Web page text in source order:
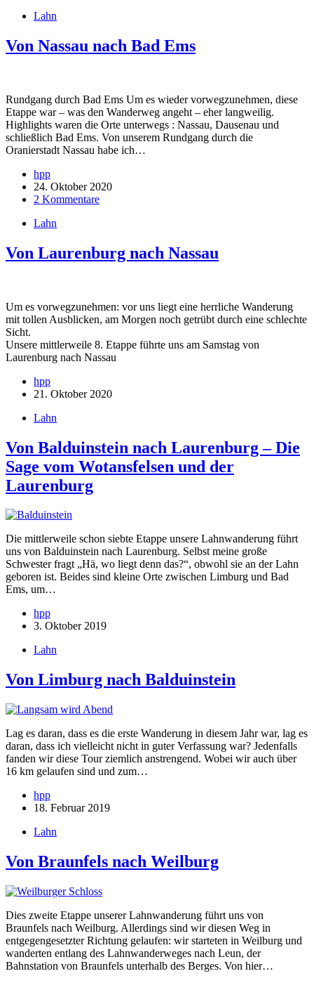
Lahn
Von Nassau nach Bad Ems
Rundgang durch Bad Ems Um es wieder vorwegzunehmen, diese
Etappe war – was den Wanderweg angeht – eher langweilig.
Highlights waren die Orte unterwegs : Nassau, Dausenau und
schließlich Bad Ems. Von unserem Rundgang durch die
Oranierstadt Nassau habe ich…
hpp
24. Oktober 2020
2 Kommentare
Lahn
Von Laurenburg nach Nassau
Um es vorwegzunehmen: vor uns liegt eine herrliche Wanderung
mit tollen Ausblicken, am Morgen noch getrübt durch eine schlechte
Sicht.
Unsere mittlerweile 8. Etappe führte uns am Samstag von
Laurenburg nach Nassau
hpp
21. Oktober 2020
Lahn
Von Balduinstein nach Laurenburg – Die
Sage vom Wotansfelsen und der
Laurenburg
Die mittlerweile schon siebte Etappe unsere Lahnwanderung führt
uns von Balduinstein nach Laurenburg. Selbst meine große
Schwester fragt „Hä, wo liegt denn das?“, obwohl sie an der Lahn
geboren ist. Beides sind kleine Orte zwischen Limburg und Bad
Ems, um…
hpp
3. Oktober 2019
Lahn
Von Limburg nach Balduinstein
Lag es daran, dass es die erste Wanderung in diesem Jahr war, lag es
daran, dass ich vielleicht nicht in guter Verfassung war? Jedenfalls
fanden wir diese Tour ziemlich anstrengend. Wobei wir auch über
16 km gelaufen sind und zum…
hpp
18. Februar 2019
Lahn
Von Braunfels nach Weilburg
Dies zweite Etappe unserer Lahnwanderung führt uns von
Braunfels nach Weilburg. Allerdings sind wir diesen Weg in
entgegengesetzter Richtung gelaufen: wir starteten in Weilburg und
wanderten entlang des Lahnwanderweges nach Leun, der
Bahnstation von Braunfels unterhalb des Berges. Von hier…